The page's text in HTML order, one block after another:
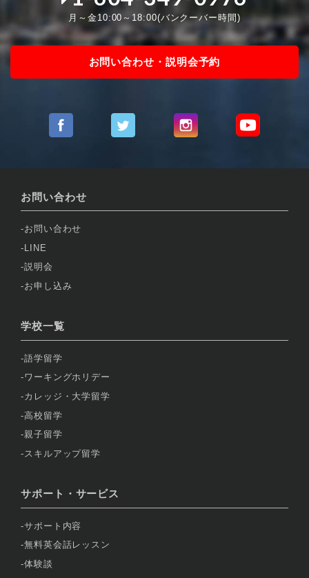
月～金10:00～18:00(バンクーバー時間)
お問い合わせ・説明会予約
お問い合わせ
お問い合わせ
LINE
説明会
お申し込み
学校一覧
語学留学
ワーキングホリデー
カレッジ・大学留学
高校留学
親子留学
スキルアップ留学
サポート・サービス
サポート内容
無料英会話レッスン
体験談